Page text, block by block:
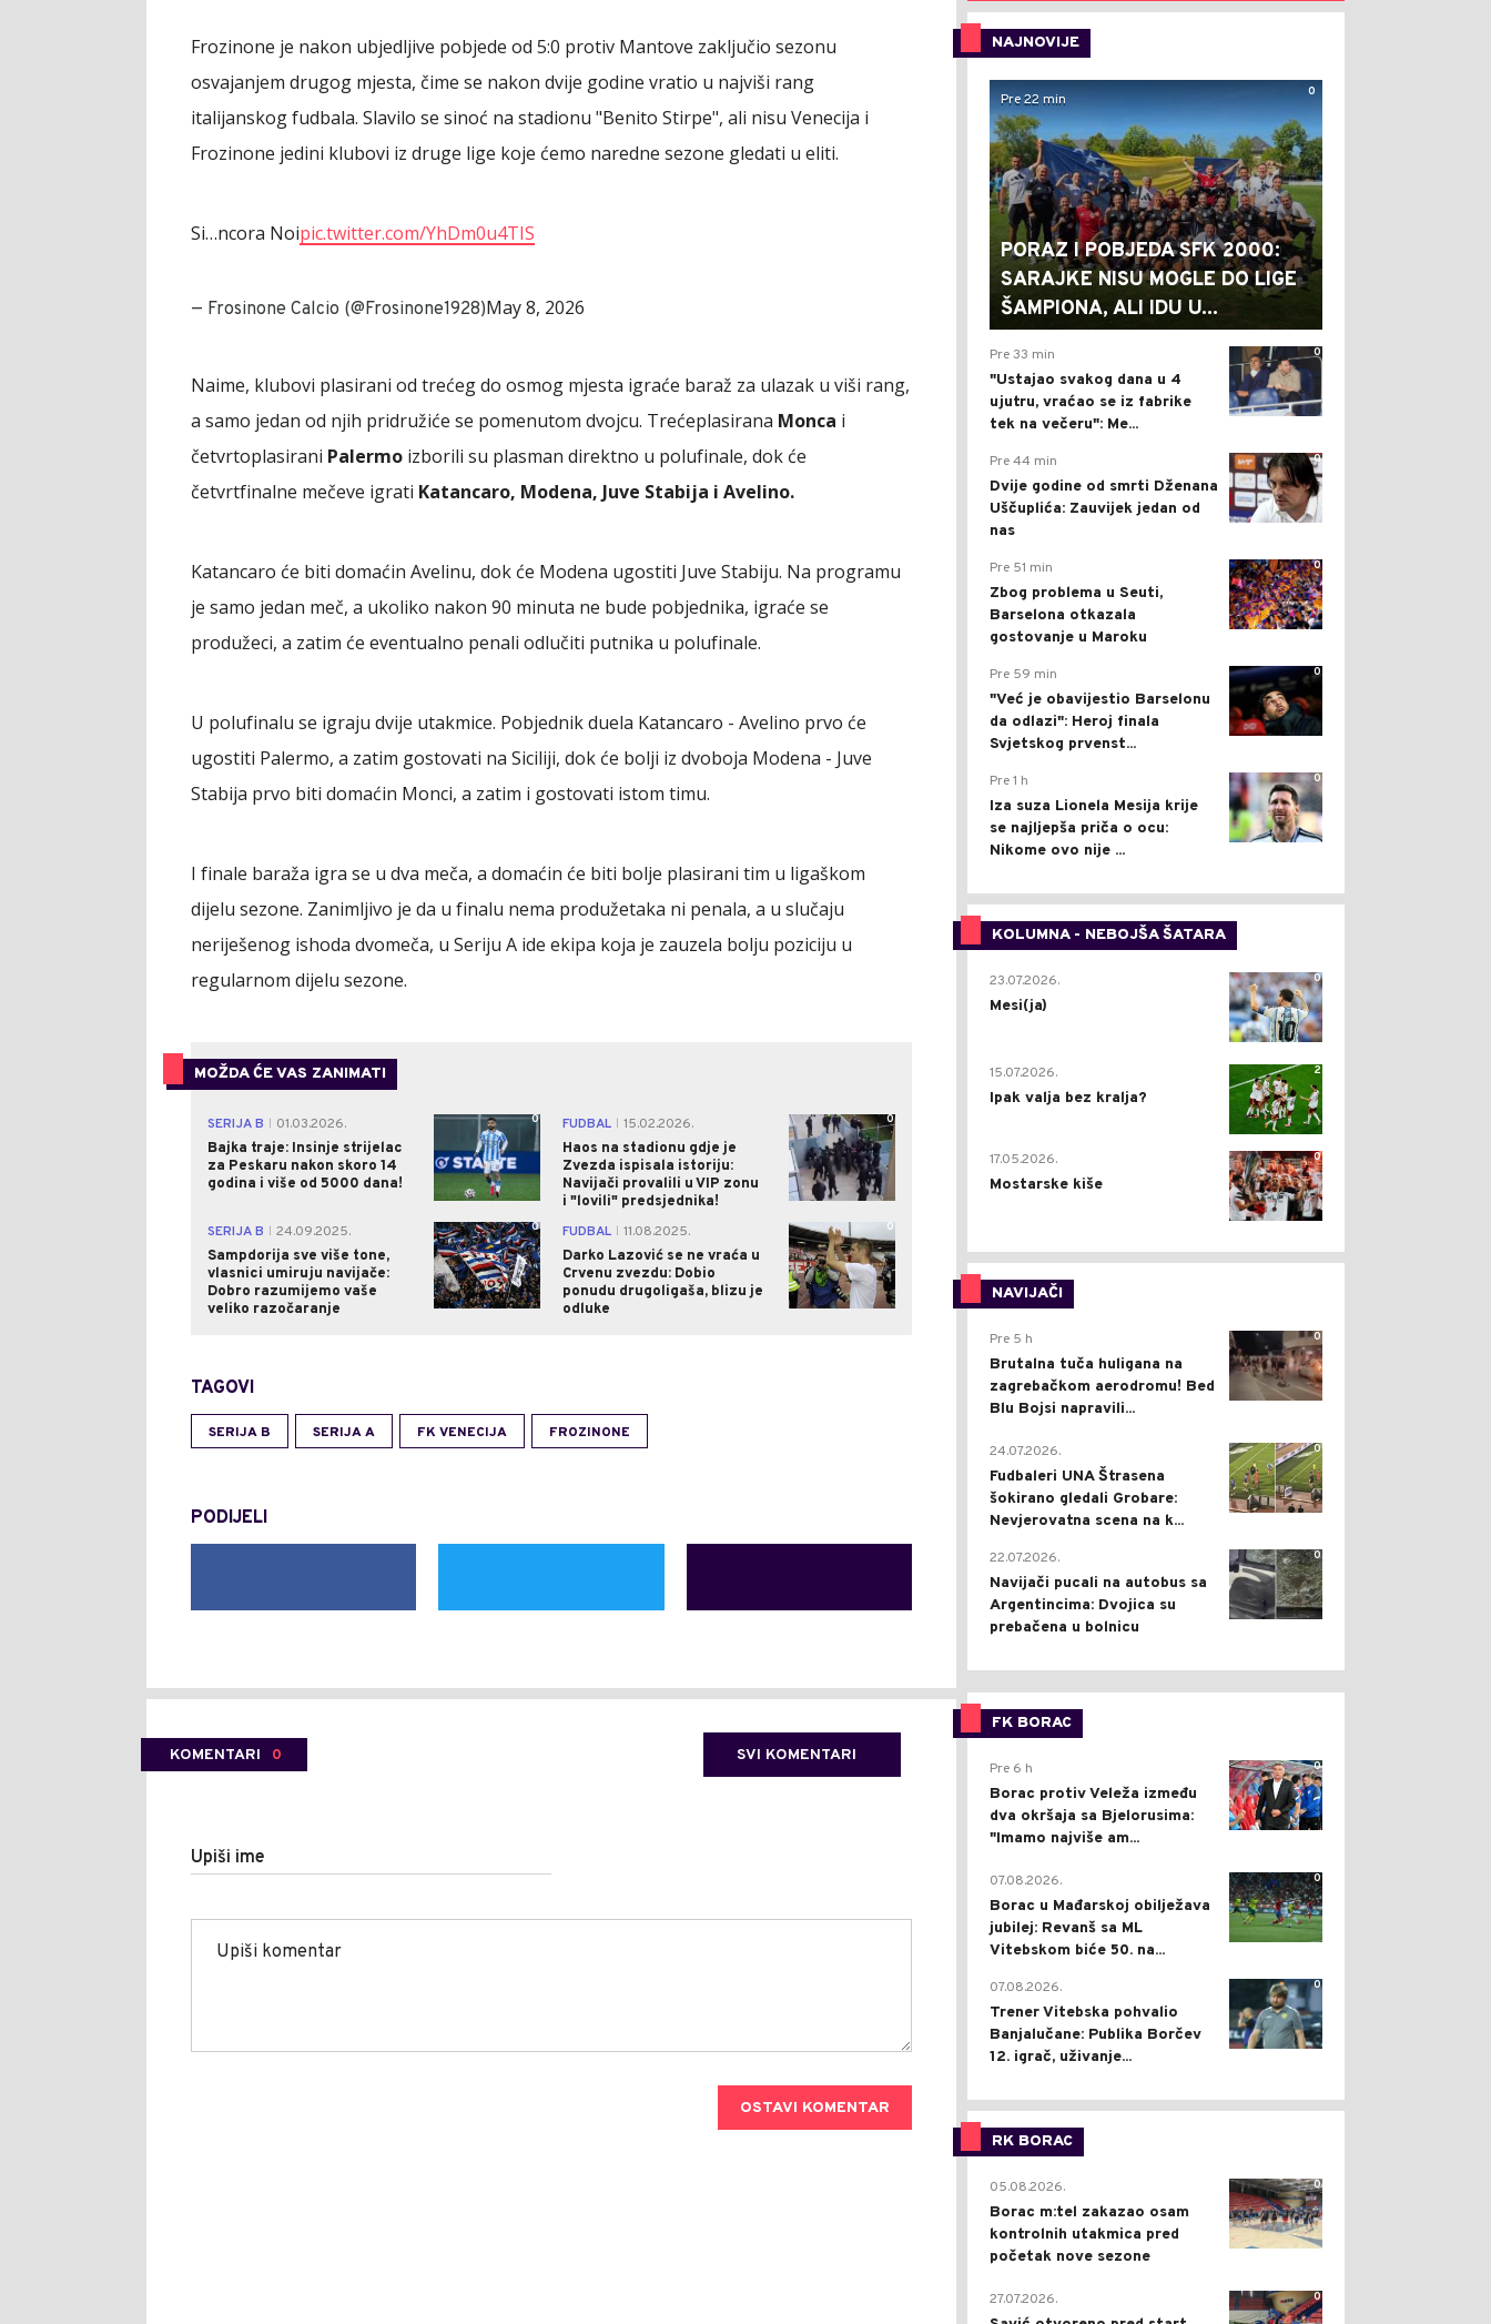
Frozinone je nakon ubjedljive pobjede od 5:0 protiv Mantove zaključio sezonu
osvajanjem drugog mjesta, čime se nakon dvije godine vratio u najviši rang
italijanskog fudbala. Slavilo se sinoć na stadionu "Benito Stirpe", ali nisu Venecija i
Frozinone jedini klubovi iz druge lige koje ćemo naredne sezone gledati u eliti.
Si…ncora Noipic.twitter.com/YhDm0u4TIS
— Frosinone Calcio (@Frosinone1928)May 8, 2026
Naime, klubovi plasirani od trećeg do osmog mjesta igraće baraž za ulazak u viši rang,
a samo jedan od njih pridružiće se pomenutom dvojcu. Trećeplasirana Monca i
četvrtoplasirani Palermo izborili su plasman direktno u polufinale, dok će
četvrtfinalne mečeve igrati Katancaro, Modena, Juve Stabija i Avelino.
Katancaro će biti domaćin Avelinu, dok će Modena ugostiti Juve Stabiju. Na programu
je samo jedan meč, a ukoliko nakon 90 minuta ne bude pobjednika, igraće se
produžeci, a zatim će eventualno penali odlučiti putnika u polufinale.
U polufinalu se igraju dvije utakmice. Pobjednik duela Katancaro - Avelino prvo će
ugostiti Palermo, a zatim gostovati na Siciliji, dok će bolji iz dvoboja Modena - Juve
Stabija prvo biti domaćin Monci, a zatim i gostovati istom timu.
I finale baraža igra se u dva meča, a domaćin će biti bolje plasirani tim u ligaškom
dijelu sezone. Zanimljivo je da u finalu nema produžetaka ni penala, a u slučaju
neriješenog ishoda dvomeča, u Seriju A ide ekipa koja je zauzela bolju poziciju u
regularnom dijelu sezone.
MOŽDA ĆE VAS ZANIMATI
SERIJA B
01.03.2026.
Bajka traje: Insinje strijelac
za Peskaru nakon skoro 14
godina i više od 5000 dana!
0 FUDBAL
15.02.2026.
Haos na stadionu gdje je
Zvezda ispisala istoriju:
Navijači provalili u VIP zonu
i "lovili" predsjednika!
0
SERIJA B
24.09.2025.
Sampdorija sve više tone,
vlasnici umiruju navijače:
Dobro razumijemo vaše
veliko razočaranje
0 FUDBAL
11.08.2025.
Darko Lazović se ne vraća u
Crvenu zvezdu: Dobio
ponudu drugoligaša, blizu je
odluke
0
TAGOVI
SERIJA B SERIJA A FK VENECIJA FROZINONE
PODIJELI
KOMENTARI 0 SVI KOMENTARI
Upiši ime
OSTAVI KOMENTAR
NAJNOVIJE
0
Pre 22 min
PORAZ I POBJEDA SFK 2000:
SARAJKE NISU MOGLE DO LIGE
ŠAMPIONA, ALI IDU U...
0
Pre 33 min
"Ustajao svakog dana u 4
ujutru, vraćao se iz fabrike
tek na večeru": Me...
0
Pre 44 min
Dvije godine od smrti Dženana
Uščuplića: Zauvijek jedan od
nas
0
Pre 51 min
Zbog problema u Seuti,
Barselona otkazala
gostovanje u Maroku
0
Pre 59 min
"Već je obavijestio Barselonu
da odlazi": Heroj finala
Svjetskog prvenst...
0
Pre 1 h
Iza suza Lionela Mesija krije
se najljepša priča o ocu:
Nikome ovo nije ...
KOLUMNA - NEBOJŠA ŠATARA
0
23.07.2026.
Mesi(ja)
2
15.07.2026.
Ipak valja bez kralja?
0
17.05.2026.
Mostarske kiše
NAVIJAČI
0
Pre 5 h
Brutalna tuča huligana na
zagrebačkom aerodromu! Bed
Blu Bojsi napravili...
0
24.07.2026.
Fudbaleri UNA Štrasena
šokirano gledali Grobare:
Nevjerovatna scena na k...
0
22.07.2026.
Navijači pucali na autobus sa
Argentincima: Dvojica su
prebačena u bolnicu
FK BORAC
0
Pre 6 h
Borac protiv Veleža između
dva okršaja sa Bjelorusima:
"Imamo najviše am...
0
07.08.2026.
Borac u Mađarskoj obilježava
jubilej: Revanš sa ML
Vitebskom biće 50. na...
0
07.08.2026.
Trener Vitebska pohvalio
Banjalučane: Publika Borčev
12. igrač, uživanje...
RK BORAC
0
05.08.2026.
Borac m:tel zakazao osam
kontrolnih utakmica pred
početak nove sezone
0
27.07.2026.